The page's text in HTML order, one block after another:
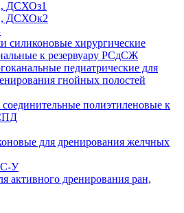
ДСХОз1
ДСХОк2
силиконовые хирургические
к резервуару РСдСЖ
педиатрические для
гнойных полостей
полиэтиленовые к
для дренирования желчных
У
активного дренирования ран,